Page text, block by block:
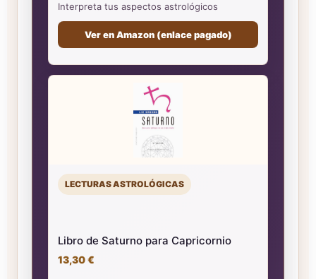
Interpreta tus aspectos astrológicos
Ver en Amazon (enlace pagado)
LECTURAS ASTROLÓGICAS
Libro de Saturno para Capricornio
13,30 €